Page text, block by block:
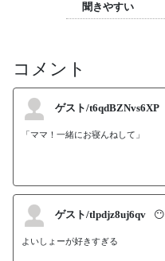
聞きやすい
コメント
ゲスト/t6qdBZNvs6XP
「ママ！一緒にお寝んねして」
ゲスト/tlpdjz8uj6qv 😶
よいしょーが好きすぎる